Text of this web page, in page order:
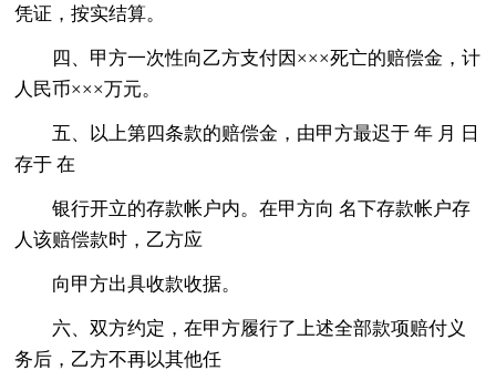
凭证，按实结算。
四、甲方一次性向乙方支付因×××死亡的赔偿金，计
人民币×××万元。
五、以上第四条款的赔偿金，由甲方最迟于 年 月 日
存于 在
银行开立的存款帐户内。在甲方向 名下存款帐户存
人该赔偿款时，乙方应
向甲方出具收款收据。
六、双方约定，在甲方履行了上述全部款项赔付义
务后，乙方不再以其他任